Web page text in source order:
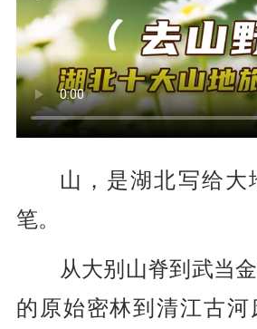
山，是湖北写给大
笔。
从大别山脊到武当
的原始密林到清江古